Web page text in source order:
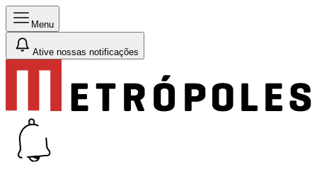
Menu
Ative nossas notificações